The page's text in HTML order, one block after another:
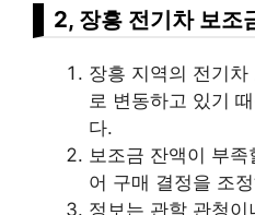
2, 장흥 전기차 보조
장흥 지역의 전기
로 변동하고 있기
다.
보조금 잔액이 부
어 구매 결정을 조
정보는 관할 관청